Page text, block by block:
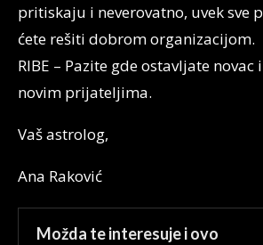
pritiskaju i neverovatno, uvek sve
ćete rešiti dobrom organizacijom.
RIBE – Pazite gde ostavljate
novim prijateljima.
Vaš astrolog,
Ana Raković
Možda te interesuje i ovo